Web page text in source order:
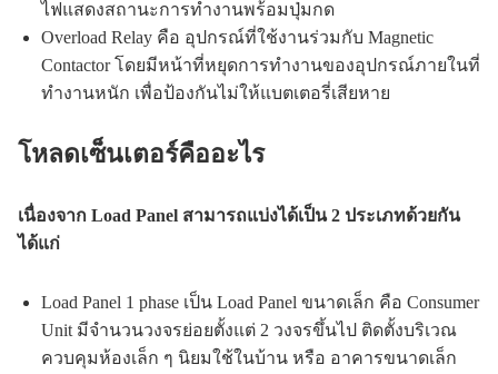
ไฟแสดงสถานะการทำงานพร้อมปุ่มกด
Overload Relay คือ อุปกรณ์ที่ใช้งานร่วมกับ Magnetic
Contactor โดยมีหน้าที่หยุดการทำงานของอุปกรณ์ภายในที่
ทำงานหนัก เพื่อป้องกันไม่ให้แบตเตอรี่เสียหาย
โหลดเซ็นเตอร์คืออะไร
เนื่องจาก Load Panel สามารถแบ่งได้เป็น 2 ประเภทด้วยกัน
ได้แก่
Load Panel 1 phase เป็น Load Panel ขนาดเล็ก คือ Consumer
Unit มีจำนวนวงจรย่อยตั้งแต่ 2 วงจรขึ้นไป ติดตั้งบริเวณ
ควบคุมห้องเล็ก ๆ นิยมใช้ในบ้าน หรือ อาคารขนาดเล็ก